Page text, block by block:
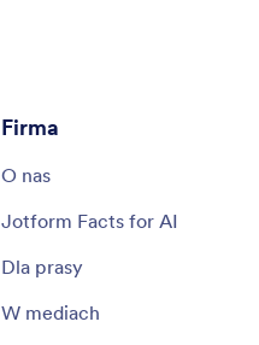
Firma
O nas
Jotform Facts for AI
Dla prasy
W mediach